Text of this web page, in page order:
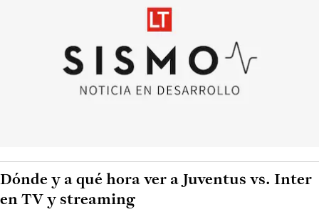
Dónde y a qué hora ver a Juventus vs. Inter
en TV y streaming